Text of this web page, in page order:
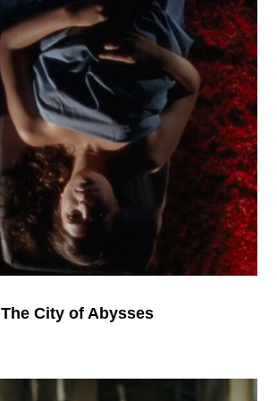
The City of Abysses